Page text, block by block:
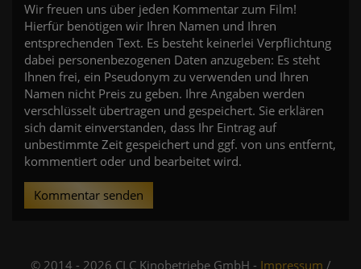
Wir freuen uns über jeden Kommentar zum Film!
Hierfür benötigen wir Ihren Namen und Ihren
entsprechenden Text. Es besteht keinerlei Verpflichtung
dabei personenbezogenen Daten anzugeben: Es steht
Ihnen frei, ein Pseudonym zu verwenden und Ihren
Namen nicht Preis zu geben. Ihre Angaben werden
verschlüsselt übertragen und gespeichert. Sie erklären
sich damit einverstanden, dass Ihr Eintrag auf
unbestimmte Zeit gespeichert und ggf. von uns entfernt,
kommentiert oder und bearbeitet wird.
Kommentar senden
© 2014 - 2026 CLC Kinobetriebe GmbH - Impressum /